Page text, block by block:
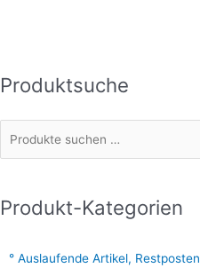
Produktsuche
S
nProdukt-Kategorien
Auslaufende Artikel, Restposten